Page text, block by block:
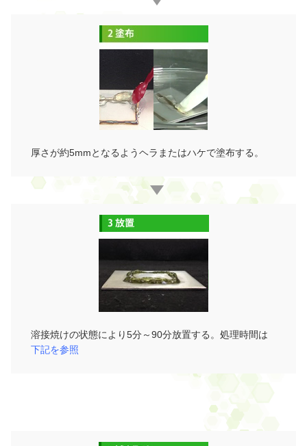
厚さが約5mmとなるようヘラまたはハケで塗布する。
溶接焼けの状態により5分～90分放置する。処理時間は
下記を参照